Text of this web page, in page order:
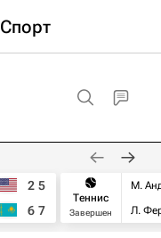
Спорт
2 5
6 7
Теннис
Завершен
М.
Л.